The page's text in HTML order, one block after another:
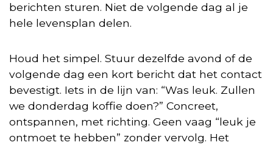
berichten sturen. Niet de volgende dag al je
hele levensplan delen.
Houd het simpel. Stuur dezelfde avond of de
volgende dag een kort bericht dat het contact
bevestigt. Iets in de lijn van: “Was leuk. Zullen
we donderdag koffie doen?” Concreet,
ontspannen, met richting. Geen vaag “leuk je
ontmoet te hebben” zonder vervolg. Het